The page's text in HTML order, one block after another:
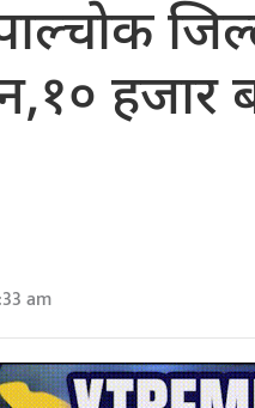
हजार
am